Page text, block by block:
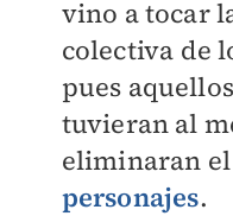
vino a tocar
colectiva de
pues
tuvieran al
eliminaran
personajes.